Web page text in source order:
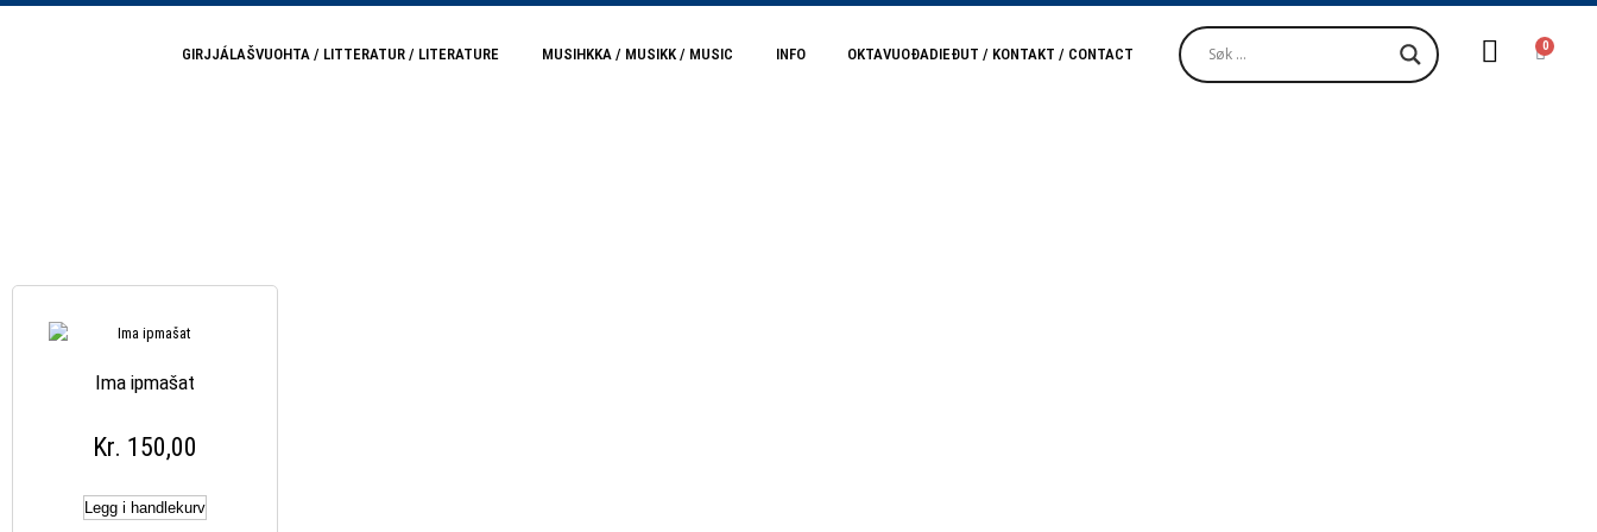
GIRJJÁLAŠVUOHTA / LITTERATUR / LITERATURE MUSIHKKA / MUSIKK / MUSIC INFO OKTAVUOĐADIEĐUT / KONTAKT / CONTACT 0
Ima ipmašat
Kr 150,00
Legg i handlekurv